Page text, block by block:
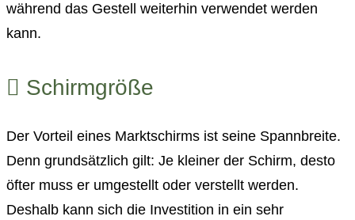
während das Gestell weiterhin verwendet werden
kann.
Schirmgröße
Der Vorteil eines Marktschirms ist seine Spannbreite.
Denn grundsätzlich gilt: Je kleiner der Schirm, desto
öfter muss er umgestellt oder verstellt werden.
Deshalb kann sich die Investition in ein sehr